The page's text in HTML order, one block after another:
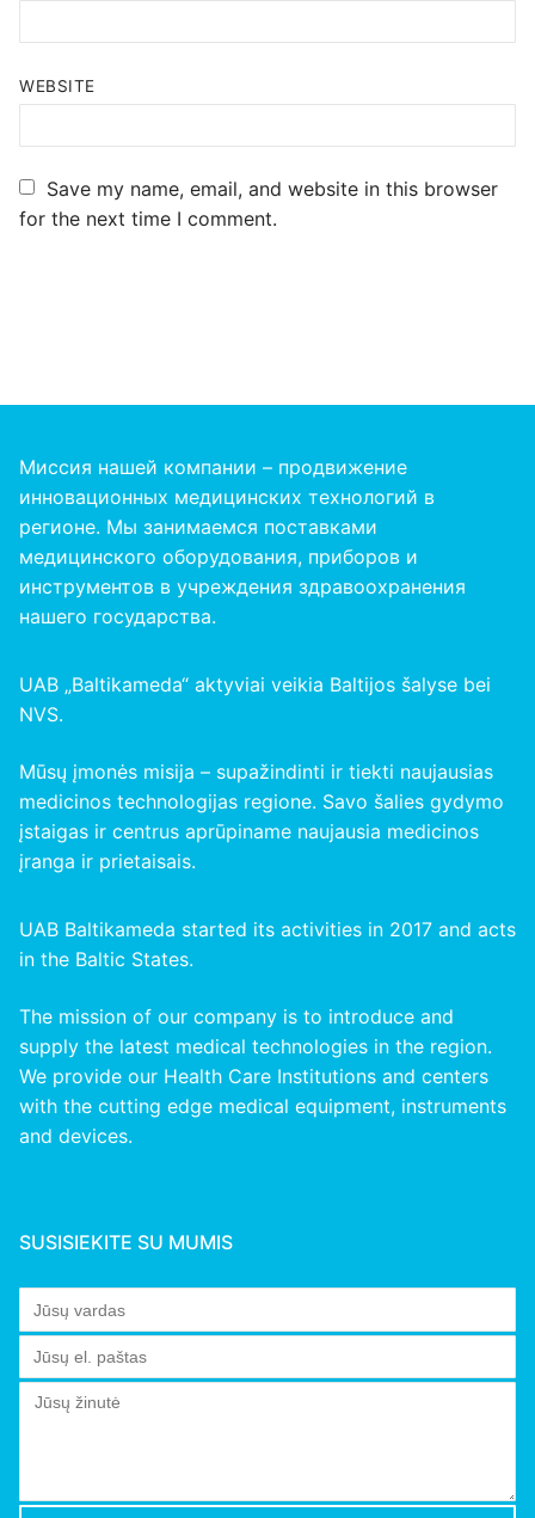
WEBSITE
Save my name, email, and website in this browser
for the next time I comment.
Миссия нашей компании – продвижение
инновационных медицинских технологий в
регионе. Мы занимаемся поставками
медицинского оборудования, приборов и
инструментов в учреждения здравоохранения
нашего государства.
UAB „Baltikameda“ aktyviai veikia Baltijos šalyse bei
NVS.
Mūsų įmonės misija – supažindinti ir tiekti naujausias
medicinos technologijas regione. Savo šalies gydymo
įstaigas ir centrus aprūpiname naujausia medicinos
įranga ir prietaisais.
UAB Baltikameda started its activities in 2017 and acts
in the Baltic States.
The mission of our company is to introduce and
supply the latest medical technologies in the region.
We provide our Health Care Institutions and centers
with the cutting edge medical equipment, instruments
and devices.
SUSISIEKITE SU MUMIS